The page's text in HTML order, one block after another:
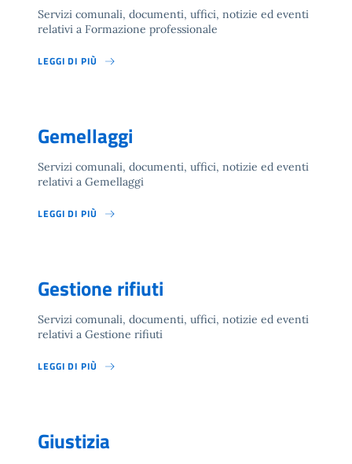
Servizi comunali, documenti, uffici, notizie ed eventi
relativi a Formazione professionale
LEGGI DI PIÙ
Gemellaggi
Servizi comunali, documenti, uffici, notizie ed eventi
relativi a Gemellaggi
LEGGI DI PIÙ
Gestione rifiuti
Servizi comunali, documenti, uffici, notizie ed eventi
relativi a Gestione rifiuti
LEGGI DI PIÙ
Giustizia